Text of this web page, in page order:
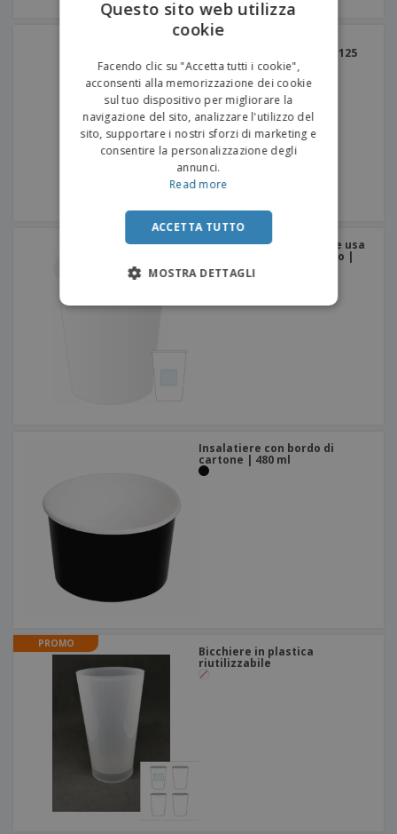
Luxury Transparent PS | 125
ml
Tazze da bevande fredde usa
e getta su cartone bianco |
270 ml
Insalatiere con bordo di
cartone | 480 ml
PROMO
Bicchiere in plastica
riutilizzabile
Questo sito web utilizza
cookie
Facendo clic su "Accetta tutti i cookie",
acconsenti alla memorizzazione dei cookie
sul tuo dispositivo per migliorare la
navigazione del sito, analizzare l'utilizzo del
sito, supportare i nostri sforzi di marketing e
consentire la personalizzazione degli
annunci.
Read more
ACCETTA TUTTO
MOSTRA DETTAGLI